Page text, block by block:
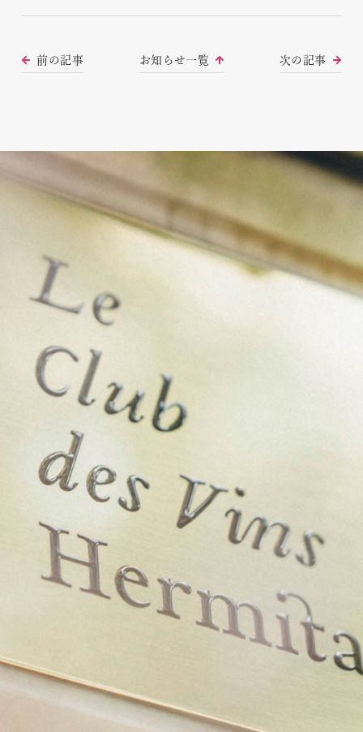
前の記事 お知らせ一覧 次の記事
Le Club des Vins Hermitage
レストランひらまつ 広尾
凌霄 Ryō-shō
ひらまつ総合研究所
Connect with us:
03-5449-2772